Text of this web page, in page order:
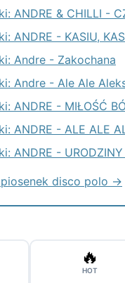
ANDRE & CHILLI -
ANDRE - KASIU,
Andre - Zakochana
Andre - Ale Ale
ANDRE - MIŁOŚĆ
ANDRE - ALE ALE
ANDRE -
disco polo →
🔥
HOT